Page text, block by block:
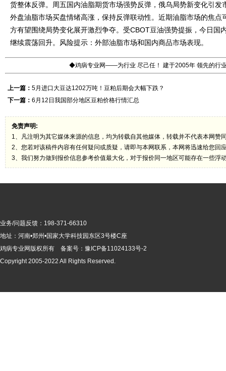
货整体反弹。周五国内油脂期货市场强势反弹，俄乌局势新变化引发
外盘油脂市场买盘情绪高涨，保持反弹联动性。近期油脂市场的焦点
方有望围绕局势变化展开激烈争夺。受CBOT豆油强势提振，今日国
继续震荡回升。风险提示：外部油脂市场和国内商品市场表现。
◆鸡病专业网——为行业 尽己任！ 建于2005年 领先的行
上一篇： 5月进口大豆达1202万吨！豆粕后期会大幅下跌？
下一篇： 6月12日我国部分地区豆粕价格行情汇总
免责声明:
1、凡注明为其它媒体来源的信息，均为转载自其他媒体，转载并不代表本网赞
2、您若对该稿件内容有任何疑问或质疑，请即与本网联系，本网将迅速给您回
3、我们努力做到报价信息参考价值最大化，对于报价同一地区可能存在一些浮
业务/问题反馈：198-371-66310
地址：河南•郑州•国家大学科技园东区3号楼C座
鸡病专业网版权所有 备案号： 豫ICP备11024133号-2
Copyright 2005-2022 All Rights Reserved.